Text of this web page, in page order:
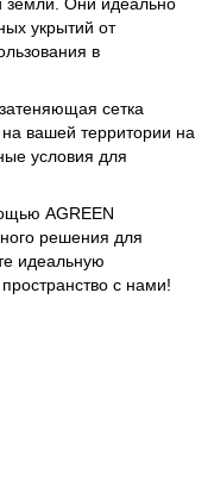
укрытий от
в
сетка
вашей территории на
условия для
AGREEN
решения для
идеальную
с нами!